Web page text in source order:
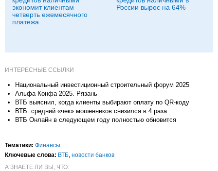
экономит клиентам
четверть ежемесячного
платежа
России вырос на 64%
ИНТЕРЕСНЫЕ ССЫЛКИ
Национальный инвестиционный строительный форум 2025
Альфа Конфа 2025. Рязань
ВТБ выяснил, когда клиенты выбирают оплату по QR-коду
ВТБ: средний «чек» мошенников снизился в 4 раза
ВТБ Онлайн в следующем году полностью обновится
Тематики: Финансы
Ключевые слова: ВТБ, новости банков
А ЗНАЕТЕ ЛИ ВЫ, ЧТО: